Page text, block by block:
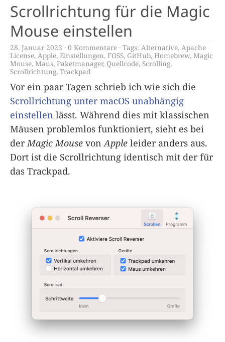
Scrollrichtung für die Magic
Mouse einstellen
28. Januar 2023 0 Kommentare Tags: Alternative, Apache
License, Apple, Einstellungen, FOSS, GitHub, Homebrew, Magic
Mouse, Maus, Paketmanager, Quellcode, Scrolling,
Scrollrichtung, Trackpad
Vor ein paar Tagen schrieb ich wie sich die
Scrollrichtung unter macOS unabhängig
einstellen lässt. Während dies mit klassischen
Mäusen problemlos funktioniert, sieht es bei
der Magic Mouse von Apple leider anders aus.
Dort ist die Scrollrichtung identisch mit der für
das Trackpad.